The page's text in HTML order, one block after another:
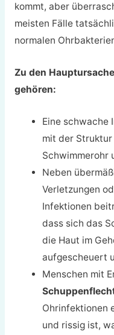
kommt, aber
meisten Fälle
normalen
Zu den
gehören:
Eine schwache
mit der Struktur
Schwimmerohr
Neben
Verletzungen
Infektionen
dass sich das
die Haut im
aufgescheuert
Menschen mit
Ohrinfektionen
und rissig ist,